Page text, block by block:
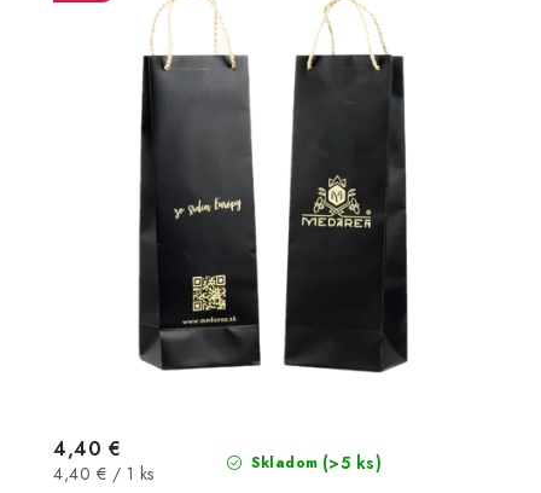
Skladom (>5 ks)
4,40 €
Jednotková
4,40 € / 1 ks